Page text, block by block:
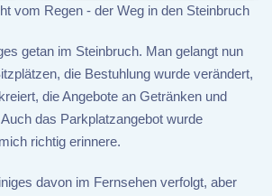
vom Regen - der Weg in den Steinbruch
getan im Steinbruch. Man gelangt nun
die Bestuhlung wurde verändert,
die Angebote an Getränken und
das Parkplatzangebot wurde
richtig erinnere.
davon im Fernsehen verfolgt, aber